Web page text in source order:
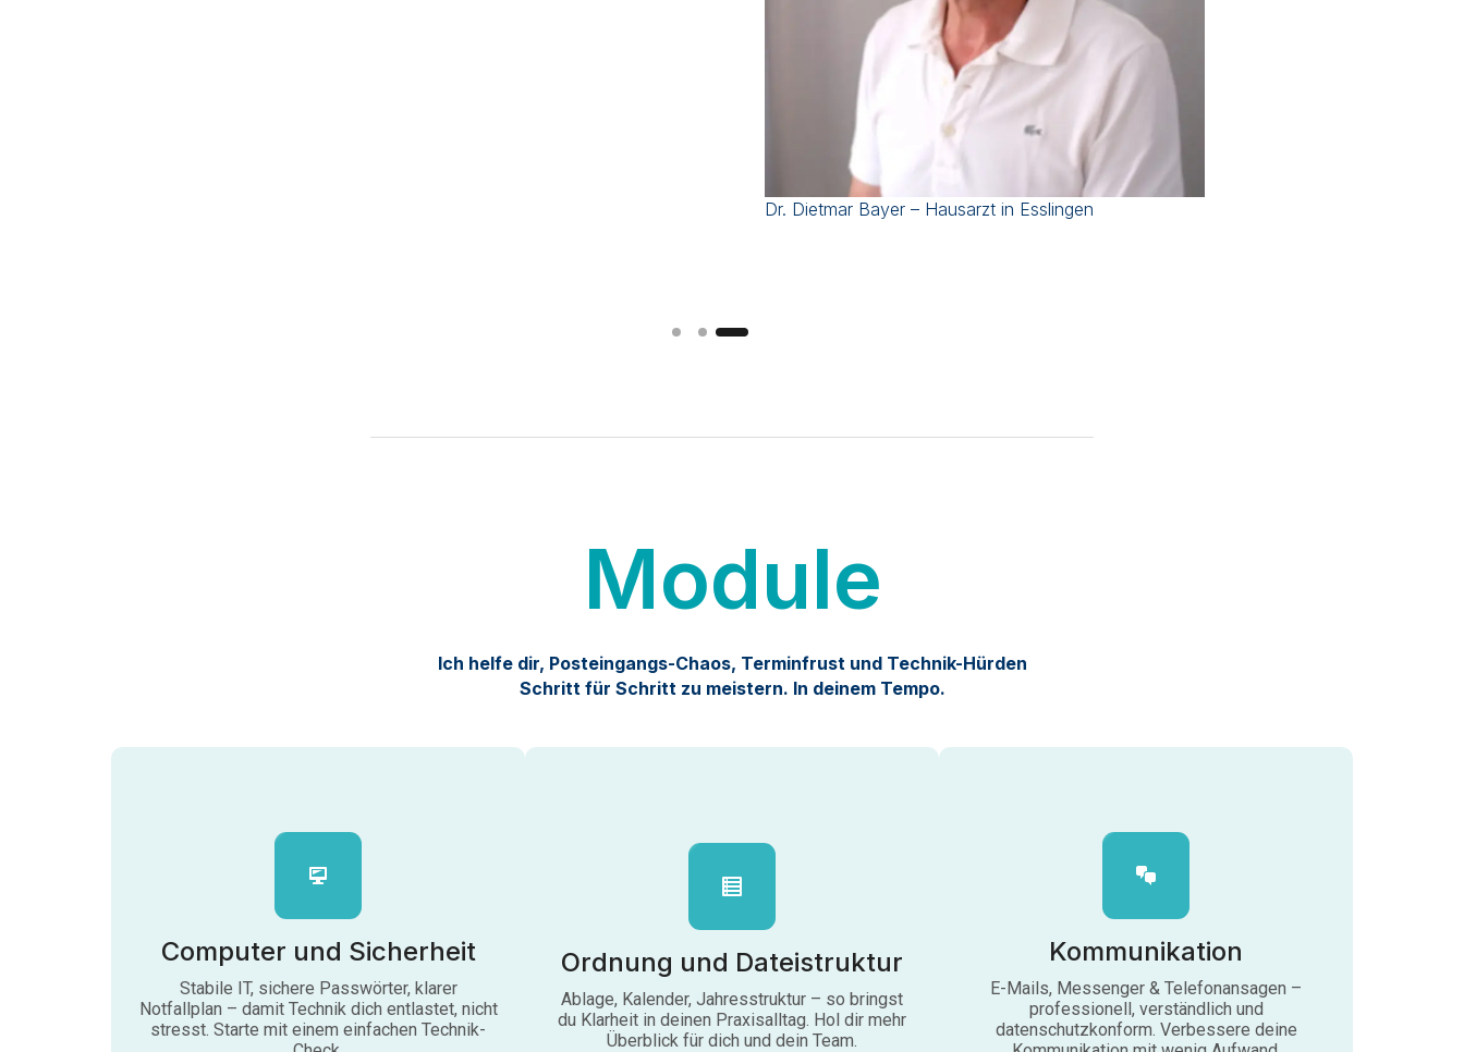
Sandra, Familienbegleiterin
im Einsatz für Hebammen, Mütter und Kinder
Module
Ich helfe dir, Posteingangs-Chaos, Terminfrust und Technik-Hürden
Schritt für Schritt zu meistern. In deinem Tempo.
Computer und Sicherheit
Stabile IT, sichere Passwörter, klarer
Notfallplan – damit Technik dich entlastet, nicht
stresst. Starte mit einem einfachen Technik-
Ordnung und Dateistruktur
Ablage, Kalender, Jahresstruktur – so bringst
du Klarheit in deinen Praxisalltag. Hol dir mehr
Überblick für dich und dein Team.
Kommunikation
E-Mails, Messenger & Telefonansagen –
professionell, verständlich und
datenschutzkonform. Verbessere deine